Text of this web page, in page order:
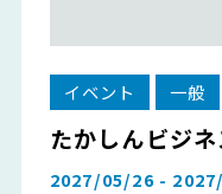
イベント 一般
たかしんビジ
2027/05/26 -